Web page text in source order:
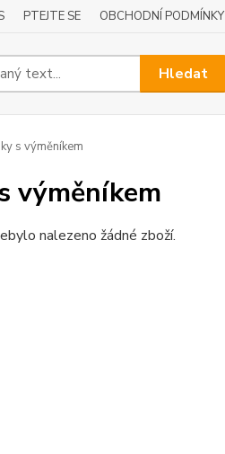
PTEJTE SE OBCHODNÍ PODMÍNKY
Hledat
s výměníkem
výměníkem
nalezeno žádné zboží.